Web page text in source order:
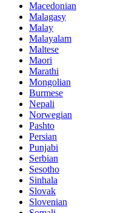
Macedonian
Malagasy
Malay
Malayalam
Maltese
Maori
Marathi
Mongolian
Burmese
Nepali
Norwegian
Pashto
Persian
Punjabi
Serbian
Sesotho
Sinhala
Slovak
Slovenian